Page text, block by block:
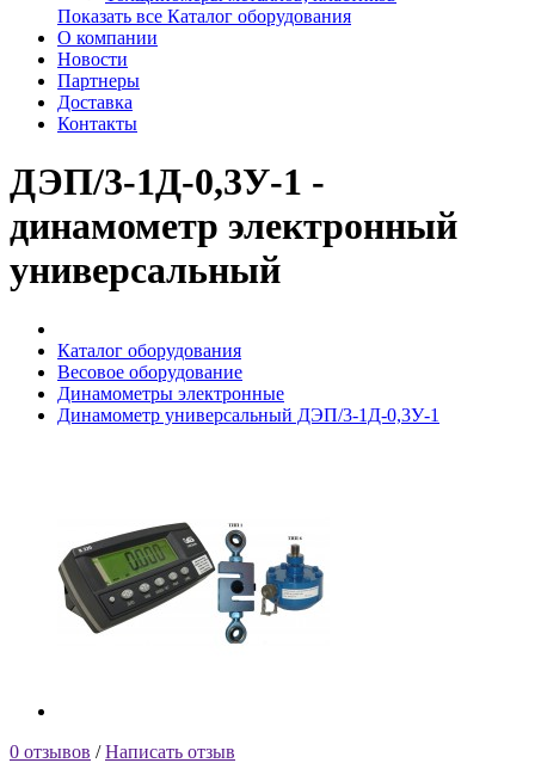
Показать все Каталог оборудования
О компании
Новости
Партнеры
Доставка
Контакты
ДЭП/3-1Д-0,3У-1 -
динамометр электронный
универсальный
Каталог оборудования
Весовое оборудование
Динамометры электронные
Динамометр универсальный ДЭП/3-1Д-0,3У-1
0 отзывов /Написать отзыв